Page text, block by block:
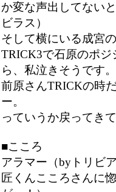
か変な声出してない
ビラス）
そして横にいる成宮
TRICK3で石原のポ
ら、私泣きそうです。
前原さんTRICKの時
ー。
っていうか戻ってき
■こころ
アラマー（byトリビ
匠くんこころさんに